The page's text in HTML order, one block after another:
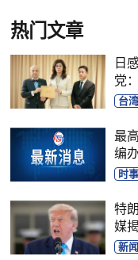
热门文章
日
党
台湾
最
编
时事
特
媒
新